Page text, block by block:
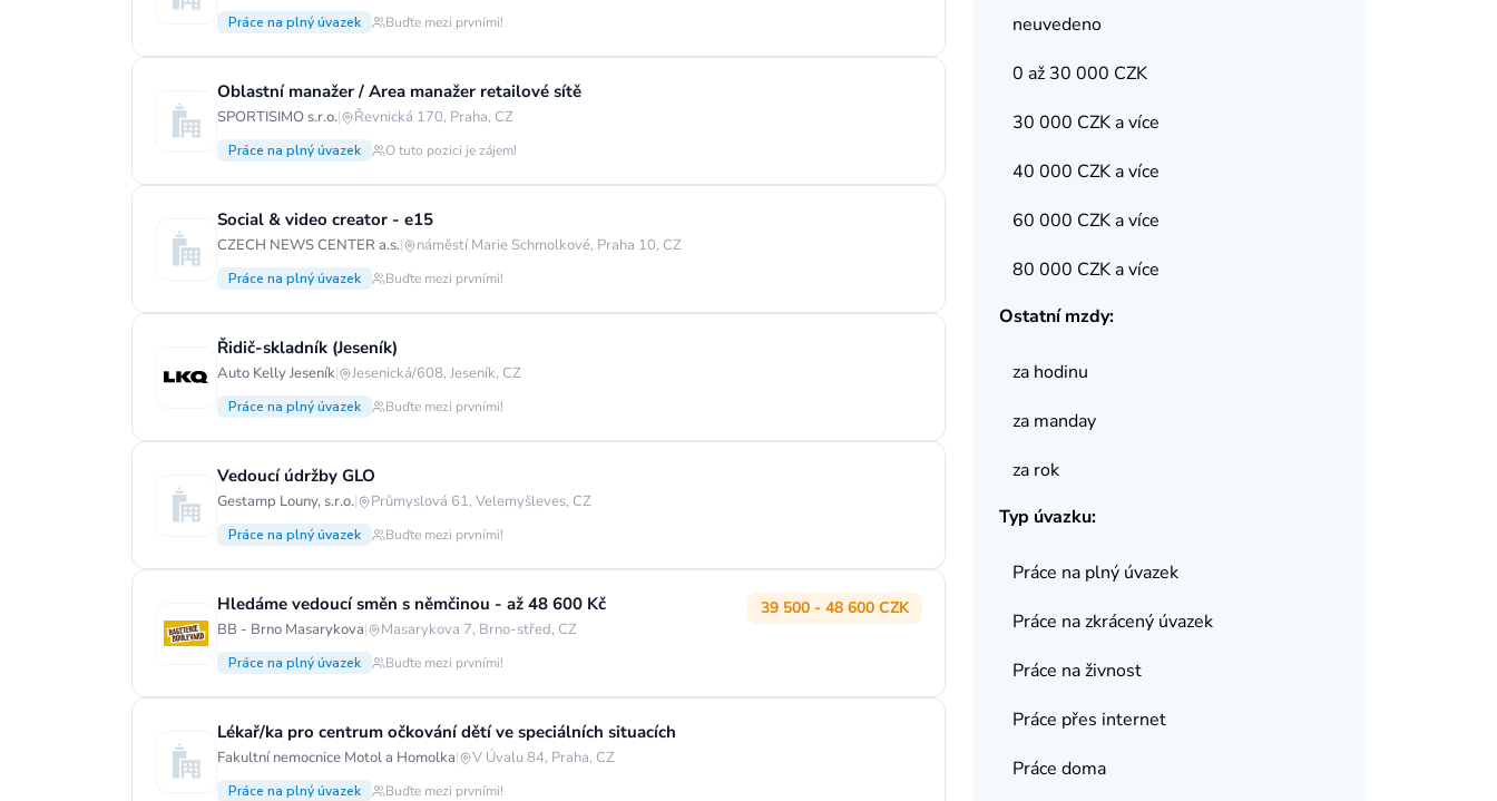
Práce na plný úvazek Buďte mezi prvními!
Oblastní manažer / Area manažer retailové sítě
SPORTISIMO s.r.o.| Řevnická 170, Praha, CZ
Práce na plný úvazek O tuto pozici je zájem!
Social & video creator - e15
CZECH NEWS CENTER a.s.| náměstí Marie Schmolkové, Praha 10, CZ
Práce na plný úvazek Buďte mezi prvními!
Řidič-skladník (Jeseník)
Auto Kelly Jeseník| Jesenická/608, Jeseník, CZ
Práce na plný úvazek Buďte mezi prvními!
Vedoucí údržby GLO
Gestamp Louny, s.r.o.| Průmyslová 61, Velemyšleves, CZ
Práce na plný úvazek Buďte mezi prvními!
Hledáme vedoucí směn s němčinou - až 48 600 Kč
BB - Brno Masarykova| Masarykova 7, Brno-střed, CZ
39 500 - 48 600 CZK
Práce na plný úvazek Buďte mezi prvními!
Lékař/ka pro centrum očkování dětí ve speciálních situacích
Fakultní nemocnice Motol a Homolka| V Úvalu 84, Praha, CZ
Práce na plný úvazek Buďte mezi prvními!
neuvedeno
0 až 30 000 CZK
30 000 CZK a více
40 000 CZK a více
60 000 CZK a více
80 000 CZK a více
Ostatní mzdy:
za hodinu
za manday
za rok
Typ úvazku:
Práce na plný úvazek
Práce na zkrácený úvazek
Práce na živnost
Práce přes internet
Práce doma